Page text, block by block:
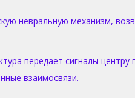
невральную механизм,
передает сигналы центру
взаимосвязи.